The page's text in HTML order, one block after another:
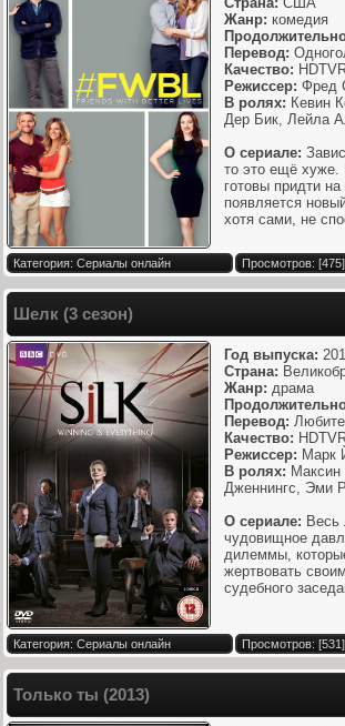
Жанр: комедия
Перевод:
Качество:
Режиссер: Фред
В ролях: Кевин
Дер Бик, Лейла
О сериале:
то это ещё хуже.
готовы придти
появляется
хотя сами, не
Категория: Сериалы онлайн Просмотров: [475]
Шелк (3 сезон)
Год выпуска:
Страна:
Жанр: драма
Перевод:
Качество:
Режиссер: Марк
В ролях:
Дженнингс, Эми
О сериале: Весь
чудовищное
дилеммы,
жертвовать
судебного
Категория: Сериалы онлайн Просмотров: [531]
Только ты (2013)